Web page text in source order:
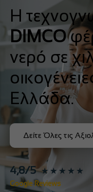
Η
DIMCO
νερό σε
Ελλάδα.
Δείτε Όλες τις
4,8/5 ★★★★★
Google Reviews